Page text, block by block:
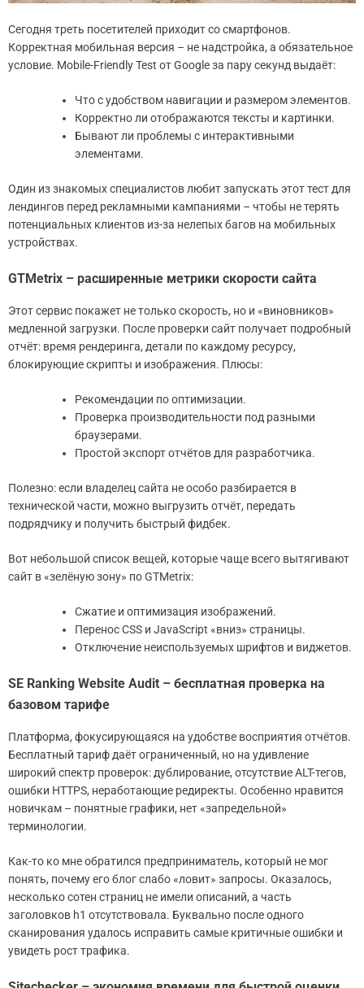
Сегодня треть посетителей приходит со смартфонов.
Корректная мобильная версия – не надстройка, а обязательное
условие. Mobile-Friendly Test от Google за пару секунд выдаёт:
Что с удобством навигации и размером элементов.
Корректно ли отображаются тексты и картинки.
Бывают ли проблемы с интерактивными
элементами.
Один из знакомых специалистов любит запускать этот тест для
лендингов перед рекламными кампаниями – чтобы не терять
потенциальных клиентов из-за нелепых багов на мобильных
устройствах.
GTMetrix – расширенные метрики скорости сайта
Этот сервис покажет не только скорость, но и «виновников»
медленной загрузки. После проверки сайт получает подробный
отчёт: время рендеринга, детали по каждому ресурсу,
блокирующие скрипты и изображения. Плюсы:
Рекомендации по оптимизации.
Проверка производительности под разными
браузерами.
Простой экспорт отчётов для разработчика.
Полезно: если владелец сайта не особо разбирается в
технической части, можно выгрузить отчёт, передать
подрядчику и получить быстрый фидбек.
Вот небольшой список вещей, которые чаще всего вытягивают
сайт в «зелёную зону» по GTMetrix:
Сжатие и оптимизация изображений.
Перенос CSS и JavaScript «вниз» страницы.
Отключение неиспользуемых шрифтов и виджетов.
SE Ranking Website Audit – бесплатная проверка на
базовом тарифе
Платформа, фокусирующаяся на удобстве восприятия отчётов.
Бесплатный тариф даёт ограниченный, но на удивление
широкий спектр проверок: дублирование, отсутствие ALT-тегов,
ошибки HTTPS, неработающие редиректы. Особенно нравится
новичкам – понятные графики, нет «запредельной»
терминологии.
Как-то ко мне обратился предприниматель, который не мог
понять, почему его блог слабо «ловит» запросы. Оказалось,
несколько сотен страниц не имели описаний, а часть
заголовков h1 отсутствовала. Буквально после одного
сканирования удалось исправить самые критичные ошибки и
увидеть рост трафика.